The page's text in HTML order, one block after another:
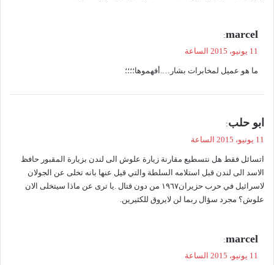
ي
ل
marcel
:
11 يونيو، 2015 الساعة
ما هو عميل لمخابرات بشار….أفهموها؛؛؛؛
ي
ل
ابو حلب:
11 يونيو، 2015 الساعة
اتسائل فقط هل نتسطيع مقارنة زيارة علوش الى لندن بزيارة المقبور حافظ
الاسد الى لندن قبل استلامه السلطة والتي قيل عنها بانه تخلى عن الجولان
لاسرائيل في حرب حزيران١٩٦٧ من دون قتال .يا ترى عن ماذا سيتخلى الان
علوش؟ مجرد سؤال ربما لن لايروق للكثيرين.
يmarcel
:
11 يونيو، 2015 الساعة